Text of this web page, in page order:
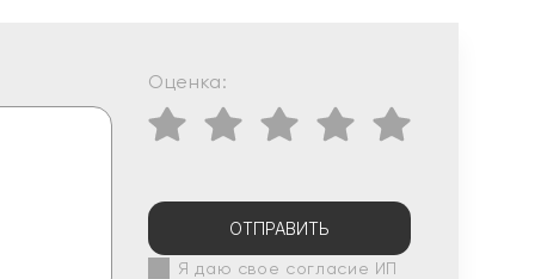
Оценка:
ОТПРАВИТЬ
Я даю свое согласие ИП